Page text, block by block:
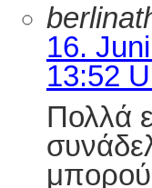
16.
13:52
Πολλά